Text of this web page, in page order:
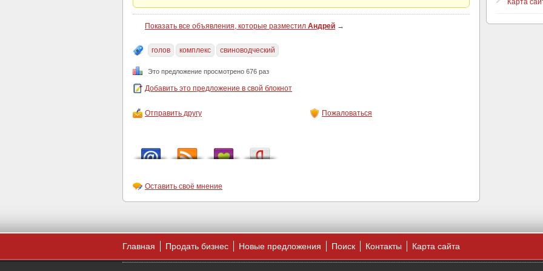
Показать все объявления, которые разместил Андрей →
голов комплекс свиноводческий
Это предложение просмотрено 676 раз
Добавить это предложение в свой блокнот
Отправить другу Пожаловаться
Оставить своё мнение
Карта
Главная Продать бизнес Новые предложения Поиск Контакты Карта сайта